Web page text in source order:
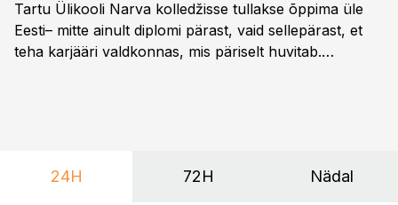
Tartu Ülikooli Narva kolledžisse tullakse õppima üle
Eesti– mitte ainult diplomi pärast, vaid sellepärast, et
teha karjääri valdkonnas, mis päriselt huvitab.
24H 72H Nädal